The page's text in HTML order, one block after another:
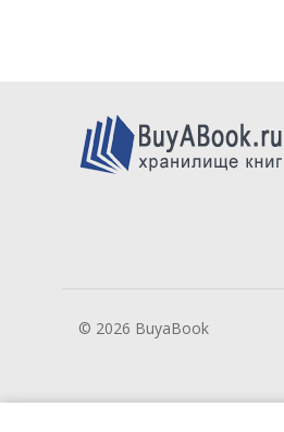
© 2026 BuyaBook